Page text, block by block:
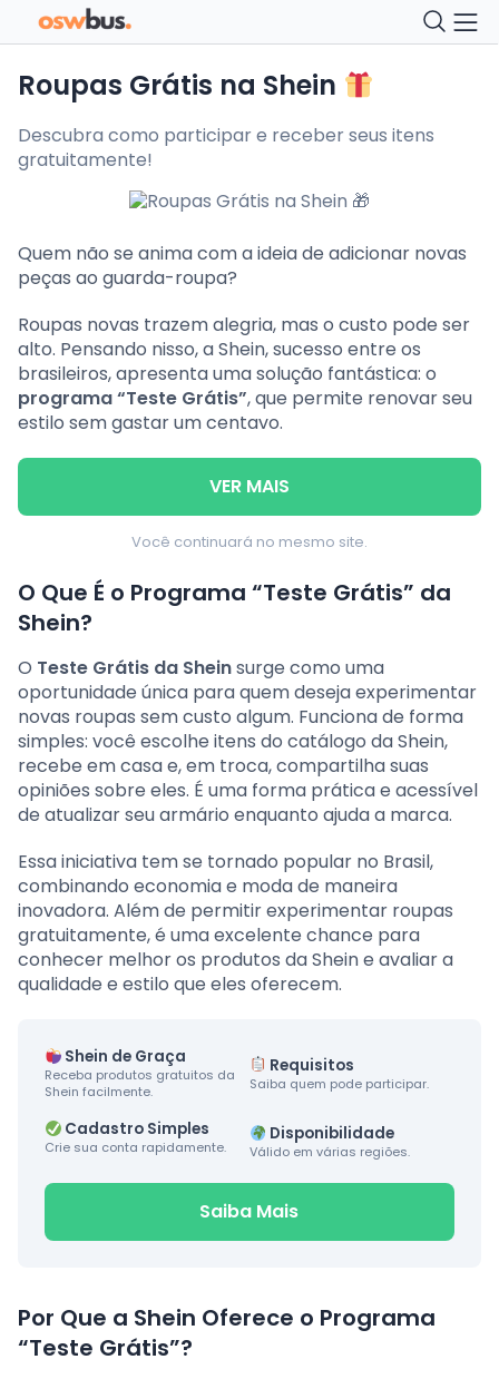
Roupas Grátis na Shein
Descubra como participar e receber seus itens
gratuitamente!
Quem não se anima com a ideia de adicionar novas
peças ao guarda-roupa?
Roupas novas trazem alegria, mas o custo pode ser
alto. Pensando nisso, a Shein, sucesso entre os
brasileiros, apresenta uma solução fantástica: o
programa “Teste Grátis”, que permite renovar seu
estilo sem gastar um centavo.
VER MAIS
Você continuará no mesmo site.
O Que É o Programa “Teste Grátis” da
Shein?
O Teste Grátis da Sheinsurge como uma
oportunidade única para quem deseja experimentar
novas roupas sem custo algum. Funciona de forma
simples: você escolhe itens do catálogo da Shein,
recebe em casa e, em troca, compartilha suas
opiniões sobre eles. É uma forma prática e acessível
de atualizar seu armário enquanto ajuda a marca.
Essa iniciativa tem se tornado popular no Brasil,
combinando economia e moda de maneira
inovadora. Além de permitir experimentar roupas
gratuitamente, é uma excelente chance para
conhecer melhor os produtos da Shein e avaliar a
qualidade e estilo que eles oferecem.
Shein de Graça
Receba produtos gratuitos da
Shein facilmente.
Requisitos
Saiba quem pode participar.
Cadastro Simples
Crie sua conta rapidamente.
Disponibilidade
Válido em várias regiões.
Saiba Mais
Por Que a Shein Oferece o Programa
“Teste Grátis”?